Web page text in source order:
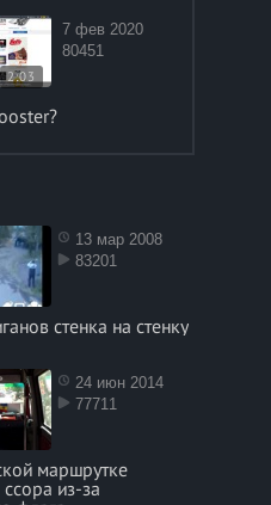
2:03
7 фев 2020
80451
13 мар 2008
83201
стенка на стенку
24 июн 2014
77711
маршрутке
из-за